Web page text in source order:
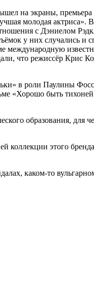
на экраны,
молодая актриса».
с Дэниелом
у них случались и
что режиссёр Крис
в роли Паулины
«Хорошо быть
образования, для
коллекции этого
каком-то